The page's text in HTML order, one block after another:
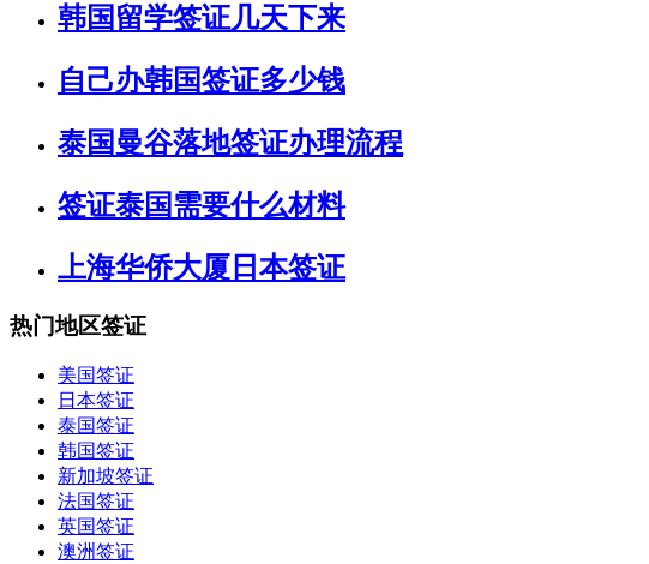
韩国留学签证几天下来
自己办韩国签证多少钱
泰国曼谷落地签证办理流程
签证泰国需要什么材料
上海华侨大厦日本签证
热门地区签证
美国签证
日本签证
泰国签证
韩国签证
新加坡签证
法国签证
英国签证
澳洲签证